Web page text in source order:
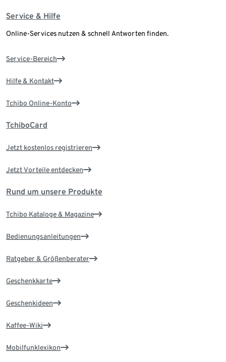
Service & Hilfe
Online-Services nutzen & schnell Antworten finden.
Service-Bereich
Hilfe & Kontakt
Tchibo Online-Konto
TchiboCard
Jetzt kostenlos registrieren
Jetzt Vorteile entdecken
Rund um unsere Produkte
Tchibo Kataloge & Magazine
Bedienungsanleitungen
Ratgeber & Größenberater
Geschenkkarte
Geschenkideen
Kaffee-Wiki
Mobilfunklexikon